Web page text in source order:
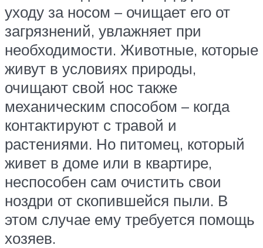
уходу за носом – очищает его от
загрязнений, увлажняет при
необходимости. Животные, которые
живут в условиях природы,
очищают свой нос также
механическим способом – когда
контактируют с травой и
растениями. Но питомец, который
живет в доме или в квартире,
неспособен сам очистить свои
ноздри от скопившейся пыли. В
этом случае ему требуется помощь
хозяев.